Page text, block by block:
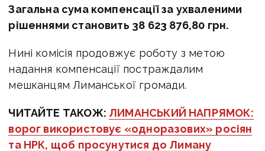
Загальна сума компенсації за ухваленими
рішеннями становить 38 623 876,80 грн.
Нині комісія продовжує роботу з метою
надання компенсації постраждалим
мешканцям Лиманської громади.
ЧИТАЙТЕ ТАКОЖ: ЛИМАНСЬКИЙ НАПРЯМОК:
ворог використовує «одноразових» росіян
та НРК, щоб просунутися до Лиману